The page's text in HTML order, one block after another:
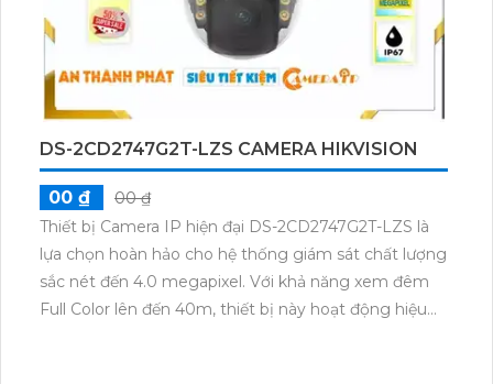
DS-2CD2747G2T-LZS CAMERA HIKVISION
00 ₫
00 ₫
Thiết bị Camera IP hiện đại DS-2CD2747G2T-LZS là
lựa chọn hoàn hảo cho hệ thống giám sát chất lượng
sắc nét đến 4.0 megapixel. Với khả năng xem đêm
Full Color lên đến 40m, thiết bị này hoạt động hiệu